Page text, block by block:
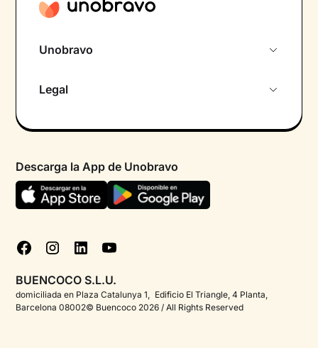
Unobravo
Psicólogo por chat
Ayuda urgente
FAQ
Corporate
Psicólogos para españoles en el extranjero
Legal
Política de privacidad
Declaración de accesibilidad
Gestionar cookies
Descarga la App de Unobravo
BUENCOCO S.L.U.
domiciliada en Plaza Catalunya 1, Edificio El Triangle, 4 Planta,
Barcelona 08002© Buencoco 2026 / All Rights Reserved